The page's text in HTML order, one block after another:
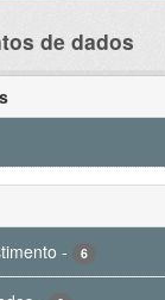
de dados
- 6